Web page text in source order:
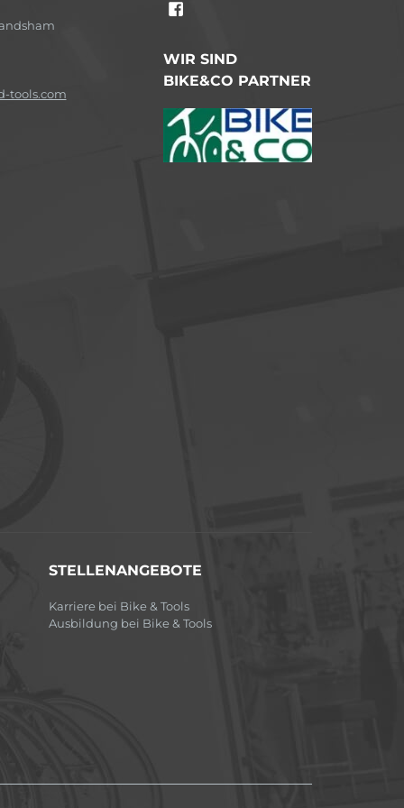
tools.com
WIR SIND
BIKE&CO PARTNER
STELLENANGEBOTE
Karriere bei Bike & Tools
Ausbildung bei Bike & Tools